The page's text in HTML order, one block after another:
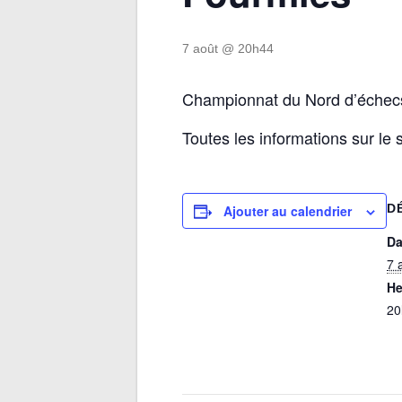
7 août @ 20h44
Championnat du Nord
Toutes les informations sur le
Ajouter au calendrier
7